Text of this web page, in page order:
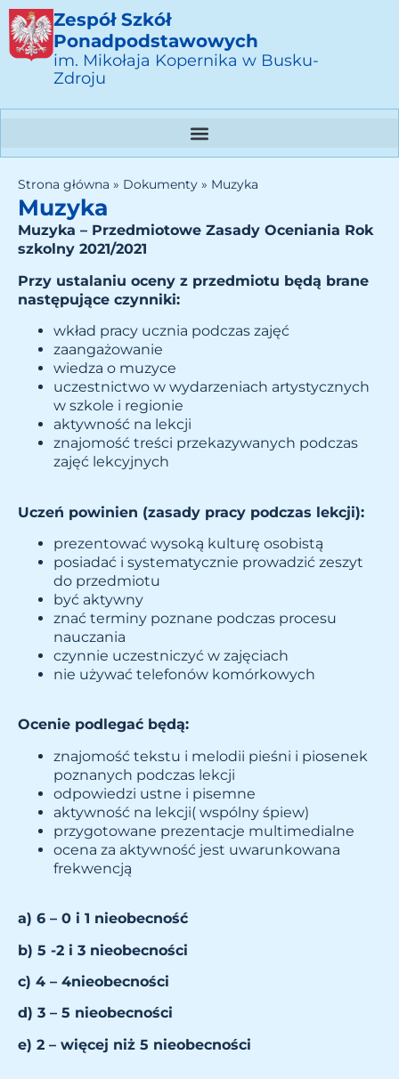
Zespół Szkół
Ponadpodstawowych
im. Mikołaja Kopernika w Busku-
Zdroju
Strona główna » Dokumenty » Muzyka
Muzyka
Muzyka – Przedmiotowe Zasady Oceniania Rok
szkolny 2021/2021
Przy ustalaniu oceny z przedmiotu będą brane
następujące czynniki:
wkład pracy ucznia podczas zajęć
zaangażowanie
wiedza o muzyce
uczestnictwo w wydarzeniach artystycznych
w szkole i regionie
aktywność na lekcji
znajomość treści przekazywanych podczas
zajęć lekcyjnych
Uczeń powinien (zasady pracy podczas lekcji):
prezentować wysoką kulturę osobistą
posiadać i systematycznie prowadzić zeszyt
do przedmiotu
być aktywny
znać terminy poznane podczas procesu
nauczania
czynnie uczestniczyć w zajęciach
nie używać telefonów komórkowych
Ocenie podlegać będą:
znajomość tekstu i melodii pieśni i piosenek
poznanych podczas lekcji
odpowiedzi ustne i pisemne
aktywność na lekcji( wspólny śpiew)
przygotowane prezentacje multimedialne
ocena za aktywność jest uwarunkowana
frekwencją
a) 6 – 0 i 1 nieobecność
b) 5 -2 i 3 nieobecności
c) 4 – 4nieobecności
d) 3 – 5 nieobecności
e) 2 – więcej niż 5 nieobecności